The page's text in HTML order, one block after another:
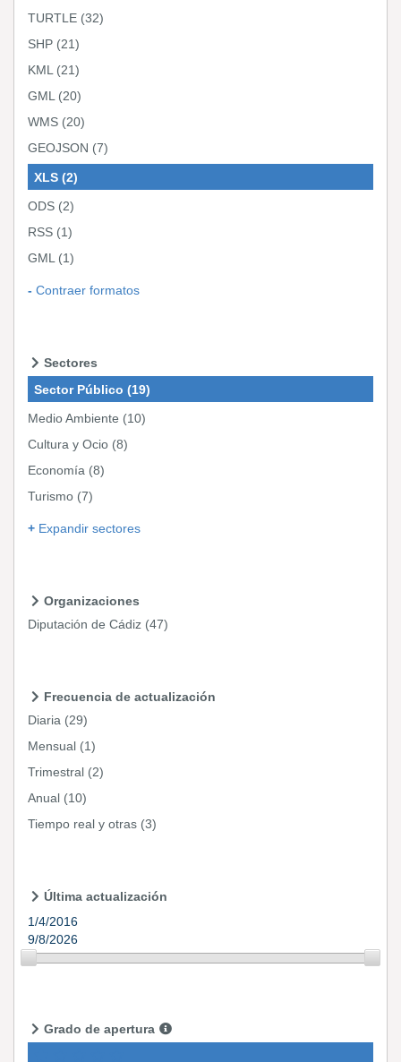
TURTLE (32)
SHP (21)
KML (21)
GML (20)
WMS (20)
GEOJSON (7)
XLS (2)
ODS (2)
RSS (1)
GML (1)
Contraer formatos
Sectores
Sector Público (19)
Medio Ambiente (10)
Cultura y Ocio (8)
Economía (8)
Turismo (7)
Expandir sectores
Organizaciones
Diputación de Cádiz (47)
Frecuencia de actualización
Diaria (29)
Mensual (1)
Trimestral (2)
Anual (10)
Tiempo real y otras (3)
Última actualización
1/4/2016
9/8/2026
Grado de apertura